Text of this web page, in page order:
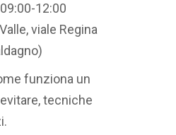
12:00
viale Regina
funziona un
tecniche